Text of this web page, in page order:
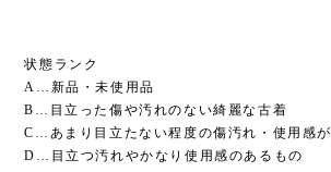
状態ランク
A…新品・未使用品
B…目立った傷や汚れのない綺麗な古着
C…あまり目立たない程度の傷汚れ・使用感
D…目立つ汚れやかなり使用感のあるもの